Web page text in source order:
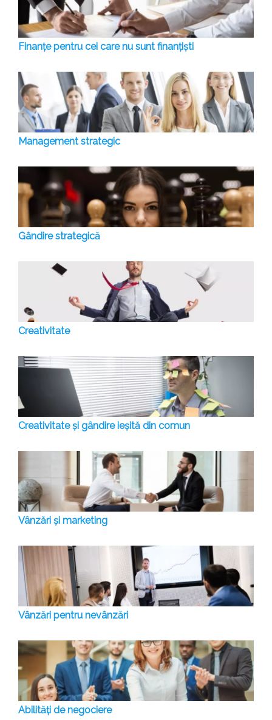
Finanțe pentru cei care nu sunt finanțiști
Management strategic
Gândire strategică
Creativitate
Creativitate și gândire ieșită din comun
Vânzări și marketing
Vânzări pentru nevânzări
Abilități de negociere